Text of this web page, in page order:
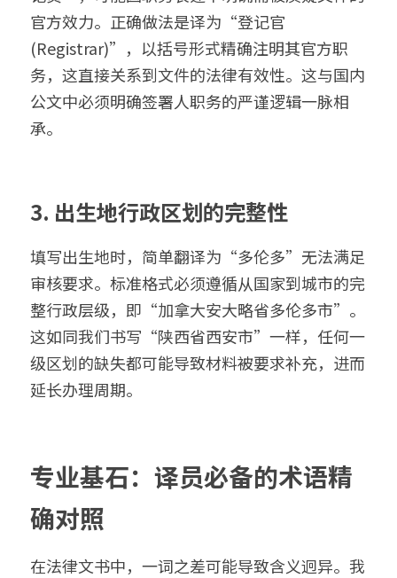
官方效力。正确做法是译为“登记官
(Registrar)”，以括号形式精确注明其官方职
务，这直接关系到文件的法律有效性。这与国内
公文中必须明确签署人职务的严谨逻辑一脉相
承。
3. 出生地行政区划的完整性
填写出生地时，简单翻译为“多伦多”无法满足
审核要求。标准格式必须遵循从国家到城市的完
整行政层级，即“加拿大安大略省多伦多市”。
这如同我们书写“陕西省西安市”一样，任何一
级区划的缺失都可能导致材料被要求补充，进而
延长办理周期。
专业基石：译员必备的术语精
确对照
在法律文书中，一词之差可能导致含义迥异。我